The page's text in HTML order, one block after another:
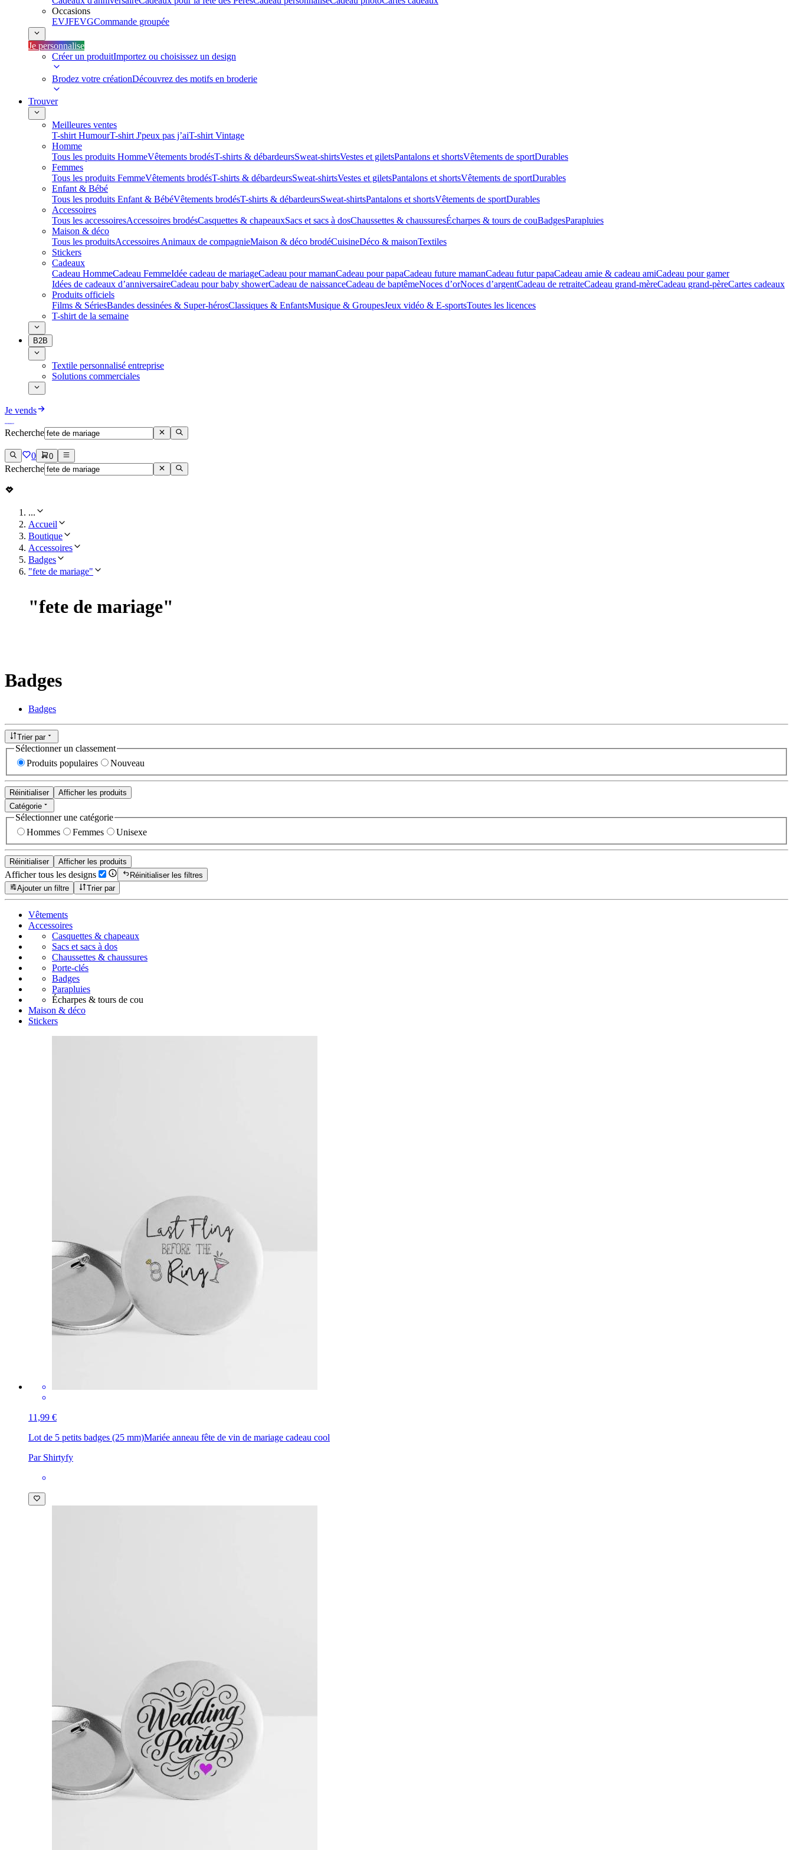
Occasions
EVJFEVGCommande groupée
Je personnalise
Créer un produitImportez ou choisissez un design
Brodez votre créationDécouvrez des motifs en broderie
Trouver
Meilleures ventes
T-shirt HumourT-shirt J'peux pas j’aiT-shirt Vintage
Homme
Tous les produits HommeVêtements brodésT-shirts & débardeursSweat-shirtsVestes et giletsPantalons et shortsVêtements de sportDurables
Femmes
Tous les produits FemmeVêtements brodésT-shirts & débardeursSweat-shirtsVestes et giletsPantalons et shortsVêtements de sportDurables
Enfant & Bébé
Tous les produits Enfant & BébéVêtements brodésT-shirts & débardeursSweat-shirtsPantalons et shortsVêtements de sportDurables
Accessoires
Tous les accessoiresAccessoires brodésCasquettes & chapeauxSacs et sacs à dosChaussettes & chaussuresÉcharpes & tours de couBadgesParapluies
Maison & déco
Tous les produitsAccessoires Animaux de compagnieMaison & déco brodéCuisineDéco & maisonTextiles
Stickers
Cadeaux
Cadeau HommeCadeau FemmeIdée cadeau de mariage​Cadeau pour mamanCadeau pour papaCadeau future mamanCadeau futur papaCadeau amie & cadeau amiCadeau pour gamer
Idées de cadeaux d’anniversaireCadeau pour baby showerCadeau de naissanceCadeau de baptêmeNoces d’orNoces d’argentCadeau de retraiteCadeau grand-mèreCadeau grand-pèreCartes cadeaux
Produits officiels
Films & SériesBandes dessinées & Super-hérosClassiques & EnfantsMusique & GroupesJeux vidéo & E-sportsToutes les licences
T-shirt de la semaine
B2B
Textile personnalisé entreprise
Solutions commerciales
Je vends
Recherche
0 0
Recherche
...
Accueil
Boutique
Accessoires
Badges
"fete de mariage"
"fete de mariage"
Badges
Badges
Trier par
Sélectionner un classement
Produits populaires
Nouveau
Réinitialiser
Afficher les produits
Catégorie
Sélectionner une catégorie
Hommes
Femmes Unisexe
Réinitialiser Afficher les produits
Afficher tous les designs
Réinitialiser les filtres
Ajouter un filtre
Trier par
Vêtements
Accessoires
Casquettes & chapeaux
Sacs et sacs à dos
Chaussettes & chaussures
Porte-clés
Badges
Parapluies
Écharpes & tours de cou
Maison & déco
Stickers
11,99 €
Lot de 5 petits badges (25 mm)Mariée anneau fête de vin de mariage cadeau cool
Par Shirtyfy